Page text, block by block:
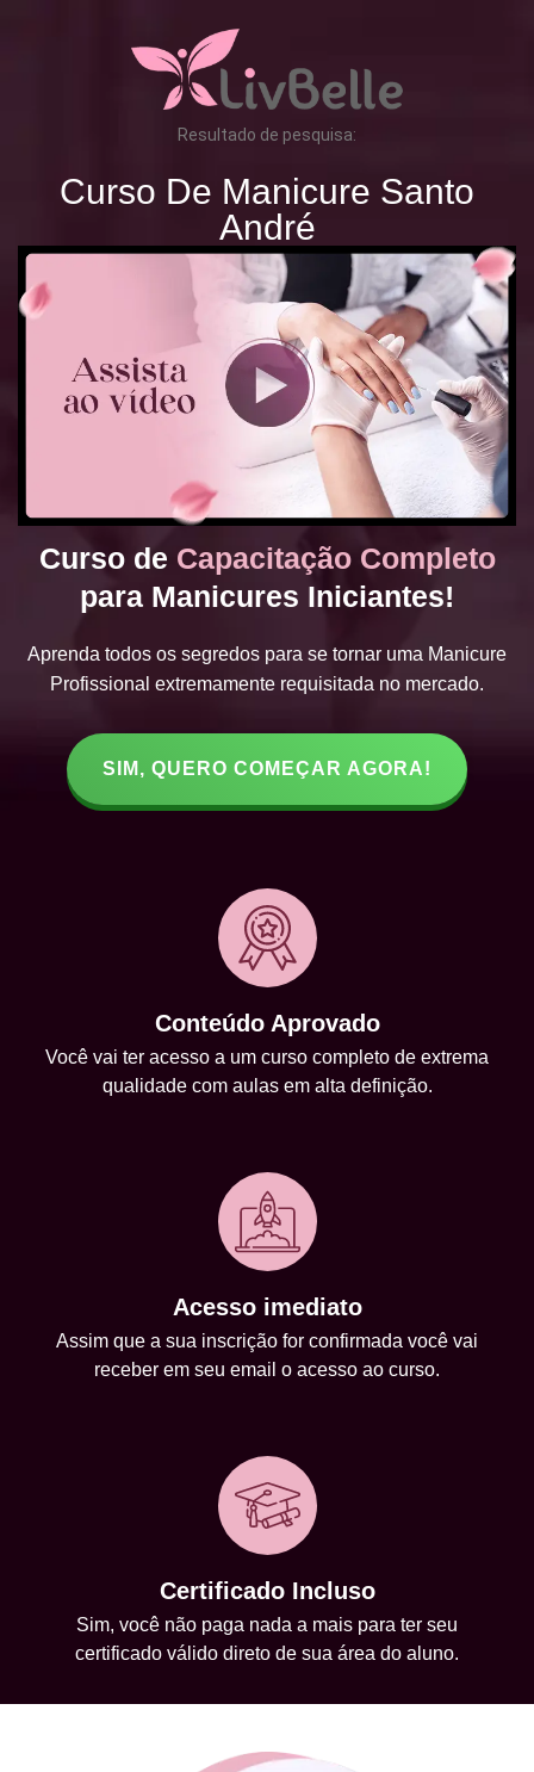
Resultado de pesquisa:
Curso De Manicure Santo
André
Curso de Capacitação Completo
para Manicures Iniciantes!
Aprenda todos os segredos para se tornar uma Manicure
Profissional extremamente requisitada no mercado.
SIM, QUERO COMEÇAR AGORA!
Conteúdo Aprovado
Você vai ter acesso a um curso completo de extrema
qualidade com aulas em alta definição.
Acesso imediato
Assim que a sua inscrição for confirmada você vai
receber em seu email o acesso ao curso.
Certificado Incluso
Sim, você não paga nada a mais para ter seu
certificado válido direto de sua área do aluno.